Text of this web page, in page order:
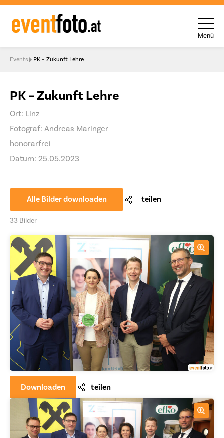
Skip to content
Menü
Events PK – Zukunft Lehre
PK – Zukunft Lehre
Ort: Linz
Fotograf: Andreas Maringer
honorarfrei
Datum: 25.05.2023
Alle Bilder downloaden teilen
33 Bilder
Downloaden teilen